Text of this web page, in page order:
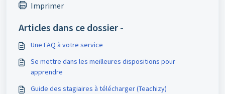
Imprimer
Articles dans ce dossier -
Une FAQ à votre service
Se mettre dans les meilleures dispositions pour
apprendre
Guide des stagiaires à télécharger (Teachizy)